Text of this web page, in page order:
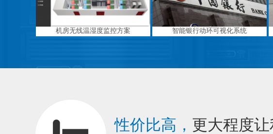
机房无线温湿度监控方案 智能银行动环可视化系统
性价比高， 更大程度